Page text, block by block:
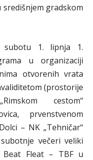
središnjem gradskom
subotu 1. lipnja 1.
u organizaciji
otvorenih vrata
(prostorije
cestom“
prvenstvenom
– NK „Tehničar“
večeri veliki
Fleat – TBF u